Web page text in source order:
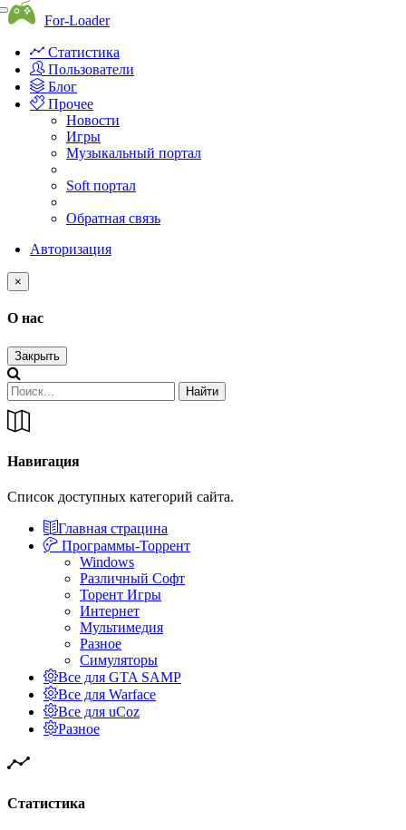
Toggle
navigation
For-Loader
Статистика
Пользователи
Блог
Прочее
Новости
Игры
Музыкальный портал
Soft портал
Обратная связь
Авторизация
×
О нас
Закрыть
Навигация
Список доступных категорий сайта.
Главная страцина
Программы-Торрент
Windows
Различный Софт
Торент Игры
Интернет
Мультимедия
Разное
Симуляторы
Все для GTA SAMP
Все для Warface
Все для uCoz
Разное
Статистика